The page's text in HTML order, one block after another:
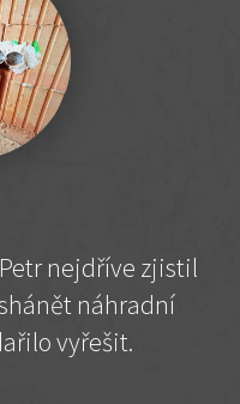
nejdříve zjistil
náhradní
vyřešit.